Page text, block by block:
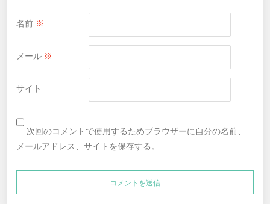
名前 ※
メール ※
サイト
次回のコメントで使用するためブラウザーに自分の名前、
メールアドレス、サイトを保存する。